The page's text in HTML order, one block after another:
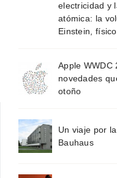
electricidad y
atómica: la
Einstein, físico
Apple WWDC
novedades
otoño
Un viaje por
Bauhaus